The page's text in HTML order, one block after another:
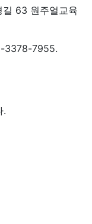
63 원주얼교육
7955.
.